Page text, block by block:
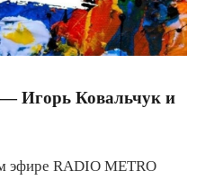
Ковальчук и
эфире RADIO METRO